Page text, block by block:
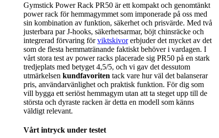
Gymstick Power Rack PR50 är ett kompakt och genomtänkt
power rack för hemmagymmet som imponerade på oss med
sin kombination av funktion, säkerhet och prisvärde. Med två
justerbara par J-hooks, säkerhetsarmar, böjt chinsräcke och
integrerad förvaring förviktskivorerbjuder det mycket av det
som de flesta hemmatränande faktiskt behöver i vardagen. I
vårt stora test av power racks placerade sig PR50 på en stark
tredjeplats med betyget 4,5/5, och vi gav det dessutom
utmärkelsen kundfavoriten tack vare hur väl det balanserar
pris, användarvänlighet och praktisk funktion. För dig som
vill bygga ett seriöst hemmagym utan att ta steget upp till de
största och dyraste racken är detta en modell som känns
väldigt relevant.
Vårt intryck under testet